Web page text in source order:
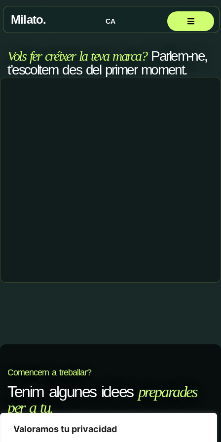
Valoramos tu privacidad
Milato. CA
ES
Vols fer créixer la teva marca?Parlem-ne,
t’escoltem des del primer moment.
Comencem a treballar?
Tenim algunes idees preparades
per a tu.